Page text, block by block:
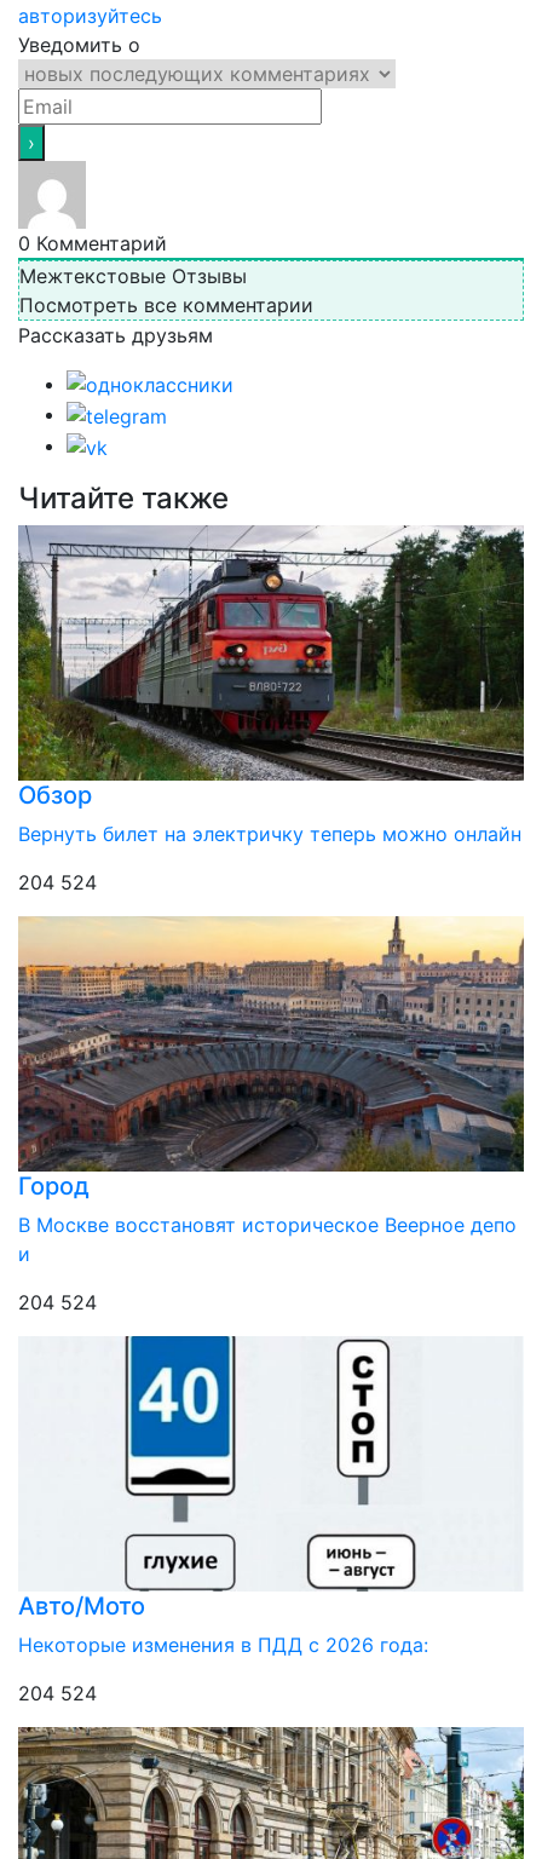
авторизуйтесь
Уведомить о
0 Комментарий
Межтекстовые Отзывы
Посмотреть все комментарии
Рассказать друзьям
Читайте также
Обзор
Вернуть билет на электричку теперь можно онлайн
204 524
Город
В Москве восстановят историческое Веерное депо
и
204 524
Авто/Мото
Некоторые изменения в ПДД с 2026 года:
204 524